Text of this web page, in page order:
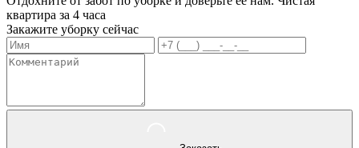
квартира за 4 часа
Закажите уборку сейчас